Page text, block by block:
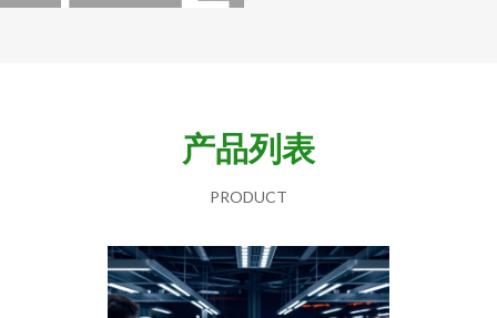
产品列表
PRODUCT